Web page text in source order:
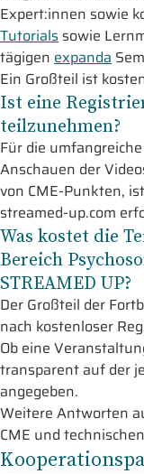
Expert:innen sowie
Tutorials sowie
tägigen expanda
Ein Großteil ist
Ist eine
teilzunehmen?
Für die
Anschauen der
von CME-Punkten,
streamed-up.com
Was kostet die
Bereich
STREAMED UP?
Der Großteil der
nach kostenloser
Ob eine
transparent auf der
angegeben.
Weitere Antworten
CME und